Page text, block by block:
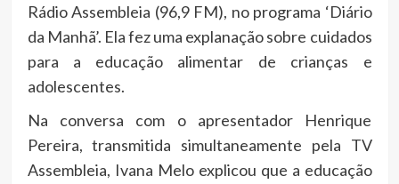
Rádio Assembleia (96,9 FM), no programa ‘Diário
da Manhã’. Ela fez uma explanação sobre cuidados
para a educação alimentar de crianças e
adolescentes.
Na conversa com o apresentador Henrique
Pereira, transmitida simultaneamente pela TV
Assembleia, Ivana Melo explicou que a educação